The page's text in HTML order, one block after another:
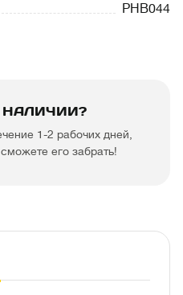
PHB044
1-2 рабочих дней,
его забрать!